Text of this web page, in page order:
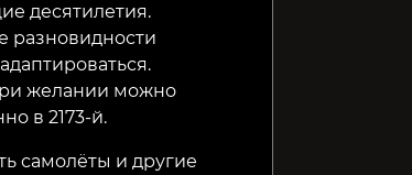
десятилетия.
разновидности
желании можно
в 2173-й.
самолёты и другие